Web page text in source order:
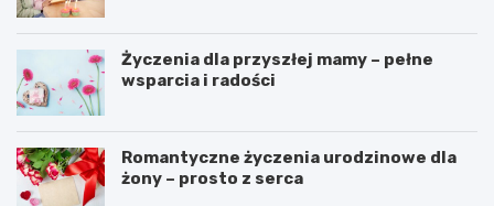
Życzenia dla przyszłej mamy – pełne
wsparcia i radości
Romantyczne życzenia urodzinowe dla
żony – prosto z serca